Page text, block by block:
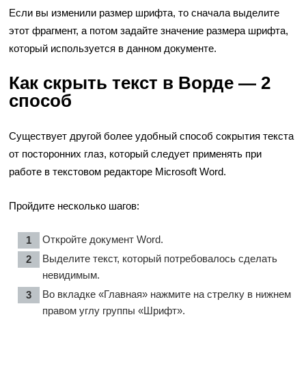
Если вы изменили размер шрифта, то сначала выделите
этот фрагмент, а потом задайте значение размера шрифта,
который используется в данном документе.
Как скрыть текст в Ворде — 2
способ
Существует другой более удобный способ сокрытия текста
от посторонних глаз, который следует применять при
работе в текстовом редакторе Microsoft Word.
Пройдите несколько шагов:
Откройте документ Word.
Выделите текст, который потребовалось сделать
невидимым.
Во вкладке «Главная» нажмите на стрелку в нижнем
правом углу группы «Шрифт».